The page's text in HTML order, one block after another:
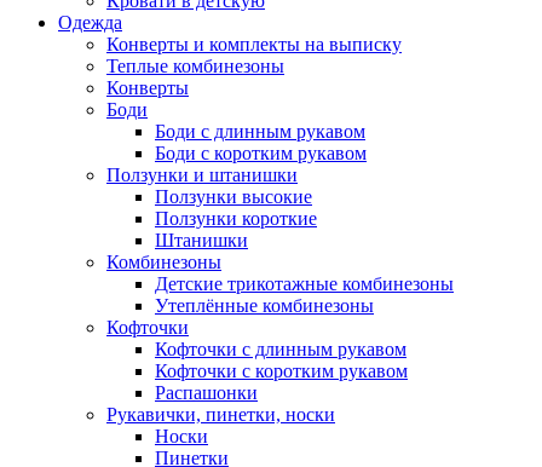
Одежда
Конверты и комплекты на выписку
Теплые комбинезоны
Конверты
Боди
Боди с длинным рукавом
Боди с коротким рукавом
Ползунки и штанишки
Ползунки высокие
Ползунки короткие
Штанишки
Комбинезоны
Детские трикотажные комбинезоны
Утеплённые комбинезоны
Кофточки
Кофточки с длинным рукавом
Кофточки с коротким рукавом
Распашонки
Рукавички, пинетки, носки
Носки
Пинетки